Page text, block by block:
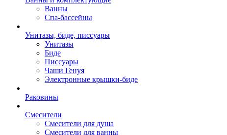
Ванны
Спа-бассейны
Унитазы, биде, писсуары
Унитазы
Биде
Писсуары
Чаши Генуя
Электронные крышки-биде
Раковины
Смесители
Смесители для душа
Смесители для ванны